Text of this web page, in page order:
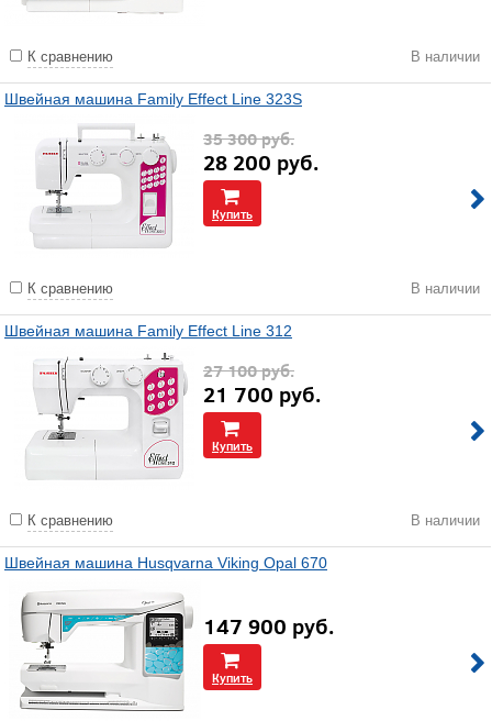
К сравнению В наличии
Швейная машина Family Effect Line 323S
35 300руб.
28 200 руб.
Купить
К сравнению В наличии
Швейная машина Family Effect Line 312
27 100руб.
21 700 руб.
Купить
К сравнению В наличии
Швейная машина Husqvarna Viking Opal 670
147 900 руб.
Купить